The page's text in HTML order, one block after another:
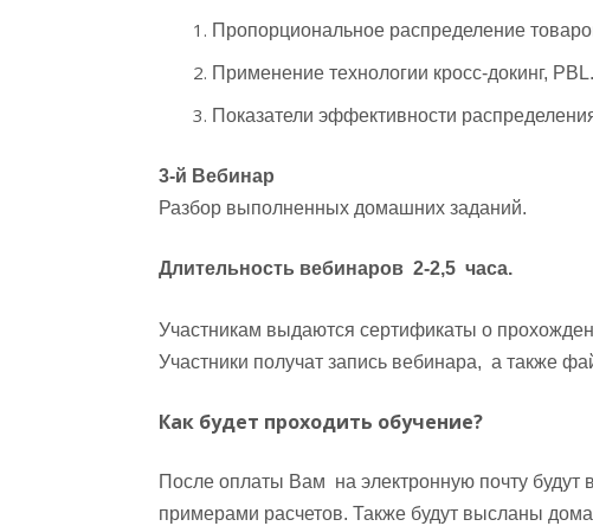
Пропорциональное распределение
Применение технологии кросс-докинг, PBL.
Показатели эффективности
3-й Вебинар
Разбор выполненных домашних заданий.
Длительность вебинаров 2-2,5 часа.
Участникам выдаются сертификаты о
Участники получат запись вебинара, а также
Как будет проходить обучение?
После оплаты Вам на электронную почту будут
примерами расчетов. Также будут высланы